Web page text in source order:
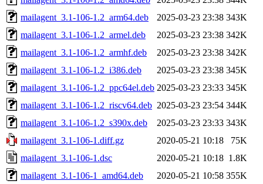
mailagent_3.1-106-1.2_arm64.deb
2025-03-23 23:38 343K
mailagent_3.1-106-1.2_armel.deb
2025-03-23 23:38 342K
mailagent_3.1-106-1.2_armhf.deb
2025-03-23 23:38 342K
mailagent_3.1-106-1.2_i386.deb
2025-03-23 23:38 345K
mailagent_3.1-106-1.2_ppc64el.deb 2025-03-23 23:33 345K
mailagent_3.1-106-1.2_riscv64.deb 2025-03-23 23:54 344K
mailagent_3.1-106-1.2_s390x.deb
2025-03-23 23:33 343K
mailagent_3.1-106-1.diff.gz
2020-05-21 10:18
75K
mailagent_3.1-106-1.dsc
2020-05-21 10:18 1.8K
mailagent_3.1-106-1_amd64.deb
2020-05-21 10:58 355K